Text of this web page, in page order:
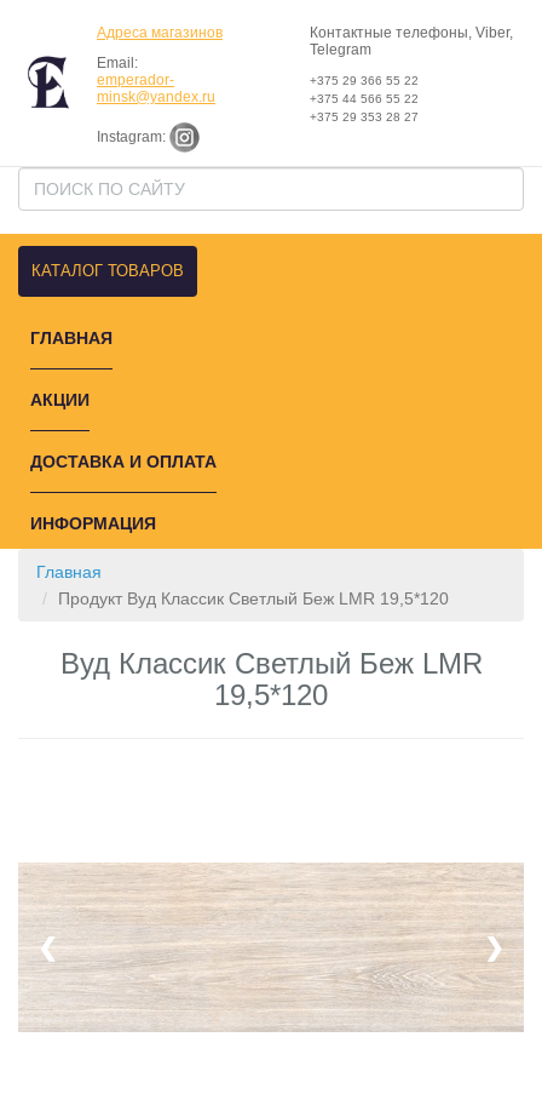
Адреса магазинов
Email:
emperador-
minsk@yandex.ru
Instagram:
Контактные телефоны, Viber,
Telegram
+375 29 366 55 22
+375 44 566 55 22
+375 29 353 28 27
КАТАЛОГ ТОВАРОВ
ГЛАВНАЯ
АКЦИИ
ДОСТАВКА И ОПЛАТА
ИНФОРМАЦИЯ
Главная
Продукт Вуд Классик Светлый Беж LMR 19,5*120
Вуд Классик Светлый Беж LMR
19,5*120
❮ ❯